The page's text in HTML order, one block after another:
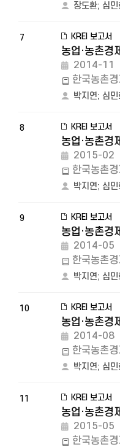
장도환; 심민
7 KREI 보고서
농업·농촌경
2014-11
한국농촌
박지연; 심민
8 KREI 보고서
농업·농촌경
2015-02
한국농촌
박지연; 심민
9 KREI 보고서
농업·농촌경
2014-05
한국농촌
박지연; 심민
10 KREI 보고서
농업·농촌경
2014-08
한국농촌
박지연; 심민
11 KREI 보고서
농업·농촌경
2015-05
한국농촌